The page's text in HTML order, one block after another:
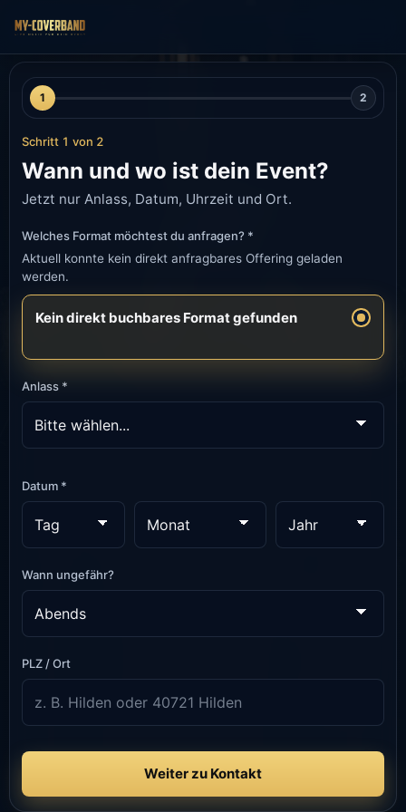
1 2
Schritt 1 von 2
Wann und wo ist dein Event?
Jetzt nur Anlass, Datum, Uhrzeit und Ort.
Welches Format möchtest du anfragen? *
Aktuell konnte kein direkt anfragbares Offering geladen
werden.
Kein direkt buchbares Format gefunden
Anlass *
Datum *
Wann ungefähr?
PLZ / Ort
Weiter zu Kontakt